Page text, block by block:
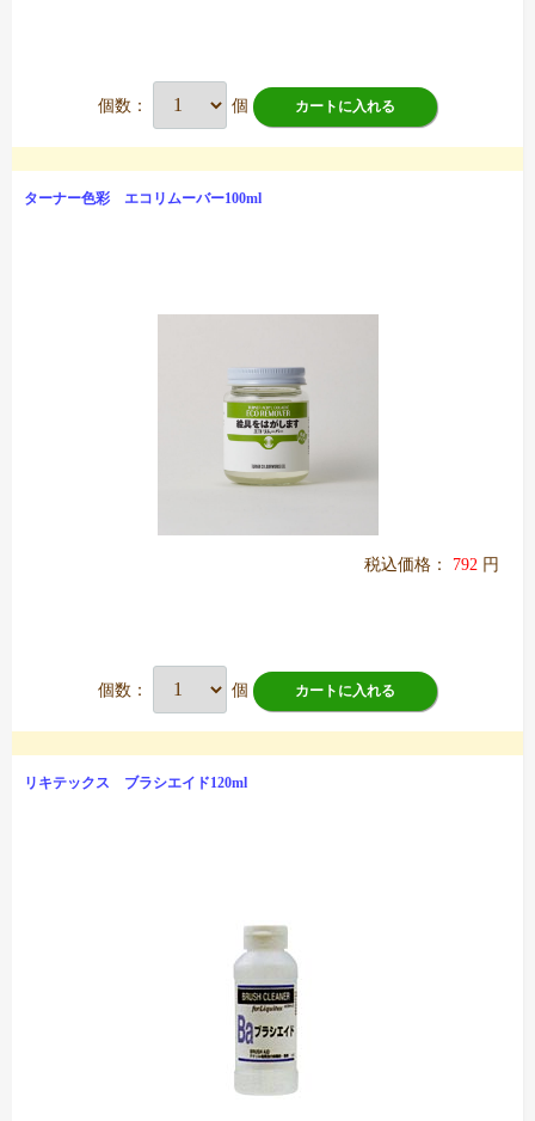
個数： 個 カートに入れる
ターナー色彩 エコリムーバー100ml
税込価格： 792 円
個数： 個 カートに入れる
リキテックス ブラシエイド120ml